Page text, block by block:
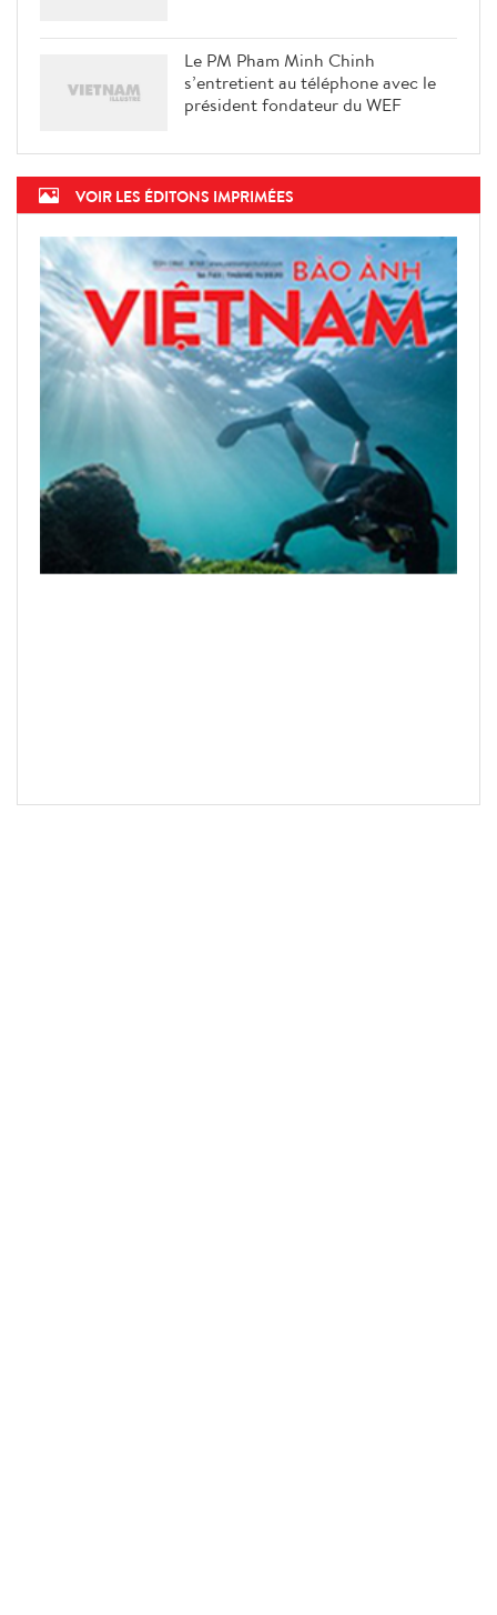
Le PM Pham Minh Chinh
s’entretient au téléphone avec le
président fondateur du WEF
VOIR LES ÉDITONS IMPRIMÉES